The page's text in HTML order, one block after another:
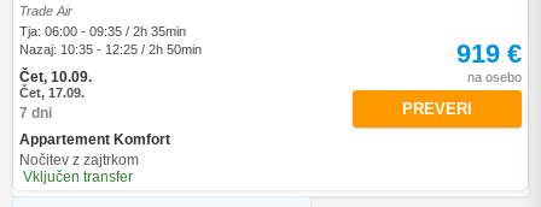
Trade Air
Tja: 06:00 - 09:35 / 2h 35min
Nazaj: 10:35 - 12:25 / 2h 50min
Čet, 10.09.
Čet, 17.09.
7 dni
Appartement Komfort
Nočitev z zajtrkom
Vključen transfer
919 €
na osebo
PREVERI